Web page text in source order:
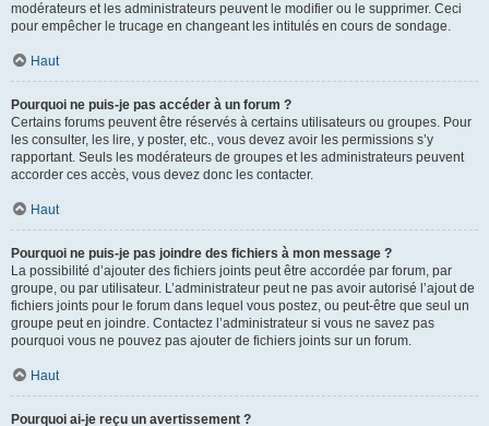
modérateurs et les administrateurs peuvent le modifier ou le supprimer. Ceci
pour empêcher le trucage en changeant les intitulés en cours de sondage.
Haut
Pourquoi ne puis-je pas accéder à un forum ?
Certains forums peuvent être réservés à certains utilisateurs ou groupes. Pour
les consulter, les lire, y poster, etc., vous devez avoir les permissions s’y
rapportant. Seuls les modérateurs de groupes et les administrateurs peuvent
accorder ces accès, vous devez donc les contacter.
Haut
Pourquoi ne puis-je pas joindre des fichiers à mon message ?
La possibilité d’ajouter des fichiers joints peut être accordée par forum, par
groupe, ou par utilisateur. L’administrateur peut ne pas avoir autorisé l’ajout de
fichiers joints pour le forum dans lequel vous postez, ou peut-être que seul un
groupe peut en joindre. Contactez l’administrateur si vous ne savez pas
pourquoi vous ne pouvez pas ajouter de fichiers joints sur un forum.
Haut
Pourquoi ai-je reçu un avertissement ?